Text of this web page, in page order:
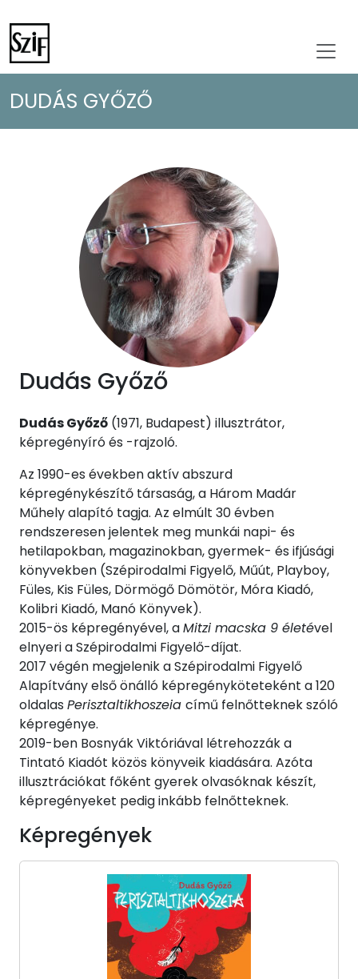
DUDÁS GYŐZŐ
Dudás Győző
Dudás Győző (1971, Budapest) illusztrátor,
képregényíró és -rajzoló.
Az 1990-es években aktív abszurd
képregénykészítő társaság, a Három Madár
Műhely alapító tagja. Az elmúlt 30 évben
rendszeresen jelentek meg munkái napi- és
hetilapokban, magazinokban, gyermek- és ifjúsági
könyvekben (Szépirodalmi Figyelő, Műút, Playboy,
Füles, Kis Füles, Dörmögő Dömötör, Móra Kiadó,
Kolibri Kiadó, Manó Könyvek).
2015-ös képregényével, aMitzi macska 9 életével
elnyeri a Szépirodalmi Figyelő-díjat.
2017 végén megjelenik a Szépirodalmi Figyelő
Alapítvány első önálló képregényköteteként a 120
oldalas Perisztaltikhoszeia című felnőtteknek szóló
képregénye.
2019-ben Bosnyák Viktóriával létrehozzák a
Tintató Kiadót közös könyveik kiadására. Azóta
illusztrációkat főként gyerek olvasóknak készít,
képregényeket pedig inkább felnőtteknek.
Képregények